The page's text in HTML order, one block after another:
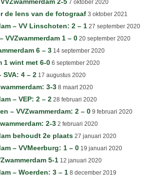
7 oktober 2020
de lens van de fotograaf 3 oktober 2021
– VV Linschoten: 2 – 1 27 september 2020
VVZwammerdam 1 – 0 20 september 2020
6 – 3 14 september 2020
1 wint met 6-0 6 september 2020
SVA: 4 – 2 17 augustus 2020
3-3 8 maart 2020
– VEP: 2 – 2 28 februari 2020
– VVZwammerdam: 2 – 0 9 februari 2020
2-3 2 februari 2020
behoudt 2e plaats 27 januari 2020
– VVMeerburg: 1 – 0 19 januari 2020
5-1 12 januari 2020
– Woerden: 3 – 1 8 december 2019